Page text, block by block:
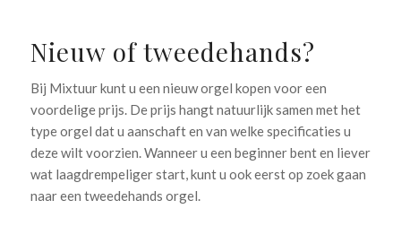
Nieuw of tweedehands?
Bij Mixtuur kunt u een nieuw orgel kopen voor een
voordelige prijs. De prijs hangt natuurlijk samen met het
type orgel dat u aanschaft en van welke specificaties u
deze wilt voorzien. Wanneer u een beginner bent en liever
wat laagdrempeliger start, kunt u ook eerst op zoek gaan
naar een tweedehands orgel.